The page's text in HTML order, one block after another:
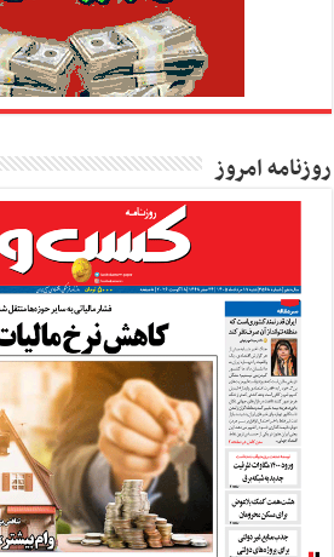
روزنامه امروز